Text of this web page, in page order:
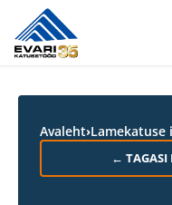
Skip to content
Avaleht›Lamekatuse
← TAGASI